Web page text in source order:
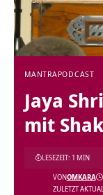
MANTRAPODCAST
Jaya
mit
ZULETZT
VONOMKARA
LESEZEIT: 1 MIN